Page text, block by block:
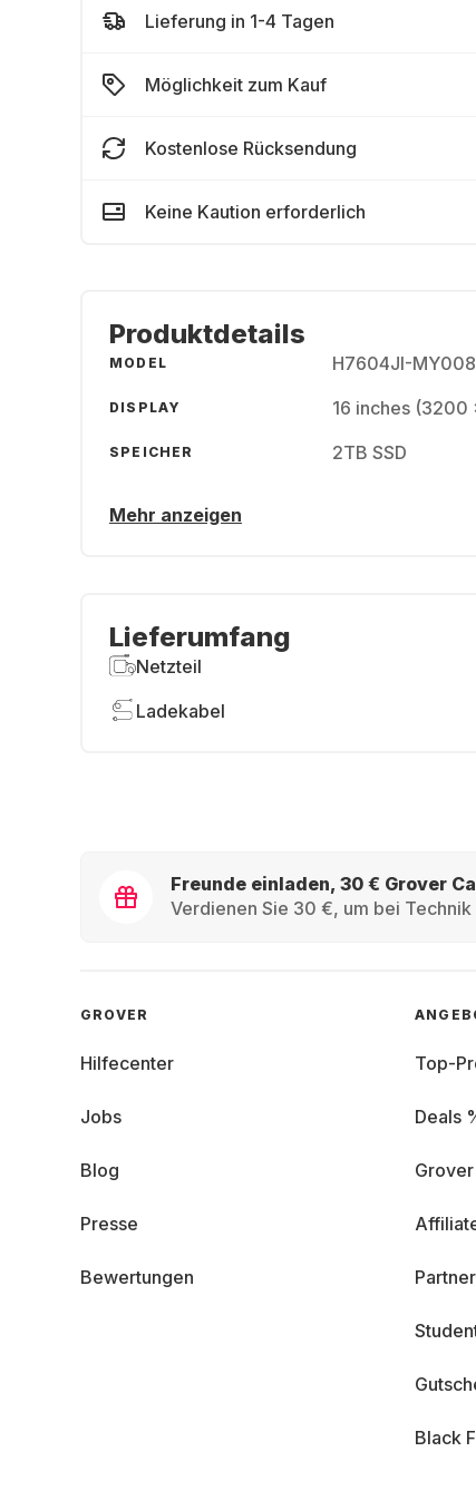
Lieferung in 1-4 Tagen
Möglichkeit zum Kauf
Kostenlose Rücksendung
Keine Kaution erforderlich
Produktdetails
MODEL H7604JI-
DISPLAY 16 inches
SPEICHER 2TB SSD
Mehr anzeigen
Lieferumfang
Netzteil
Ladekabel
Freunde einladen, 30 € Grover
Verdienen Sie 30 €, um bei
GROVER
Hilfecenter
Jobs
Blog
Presse
Bewertungen
Top-
Deals
Black